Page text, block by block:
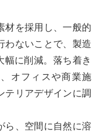
材を採用し、一般的
わないことで、製造
幅に削減。落ち着き
オフィスや商業施
テリアデザインに調
ら、空間に自然に溶